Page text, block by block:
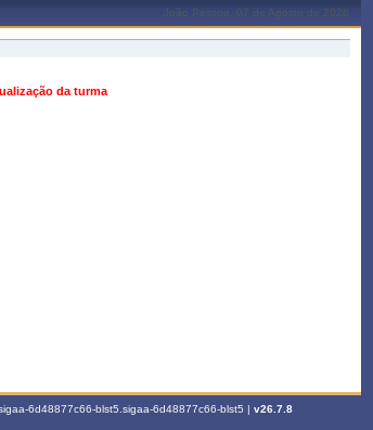
João Pessoa, 07 de Agosto de 2026
da turma
6d48877c66-blst5.sigaa-6d48877c66-blst5 | v26.7.8